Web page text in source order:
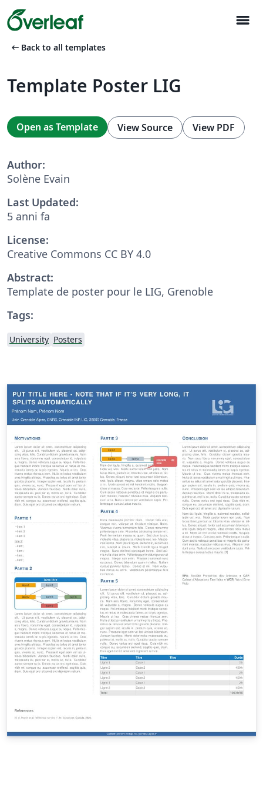
menu
arrow_left_alt Back to all templates
Template Poster LIG
Open as Template View Source View PDF
Author:
Solène Evain
Last Updated:
5 anni fa
License:
Creative Commons CC BY 4.0
Abstract:
Template de poster pour le LIG, Grenoble
Tags:
University Posters